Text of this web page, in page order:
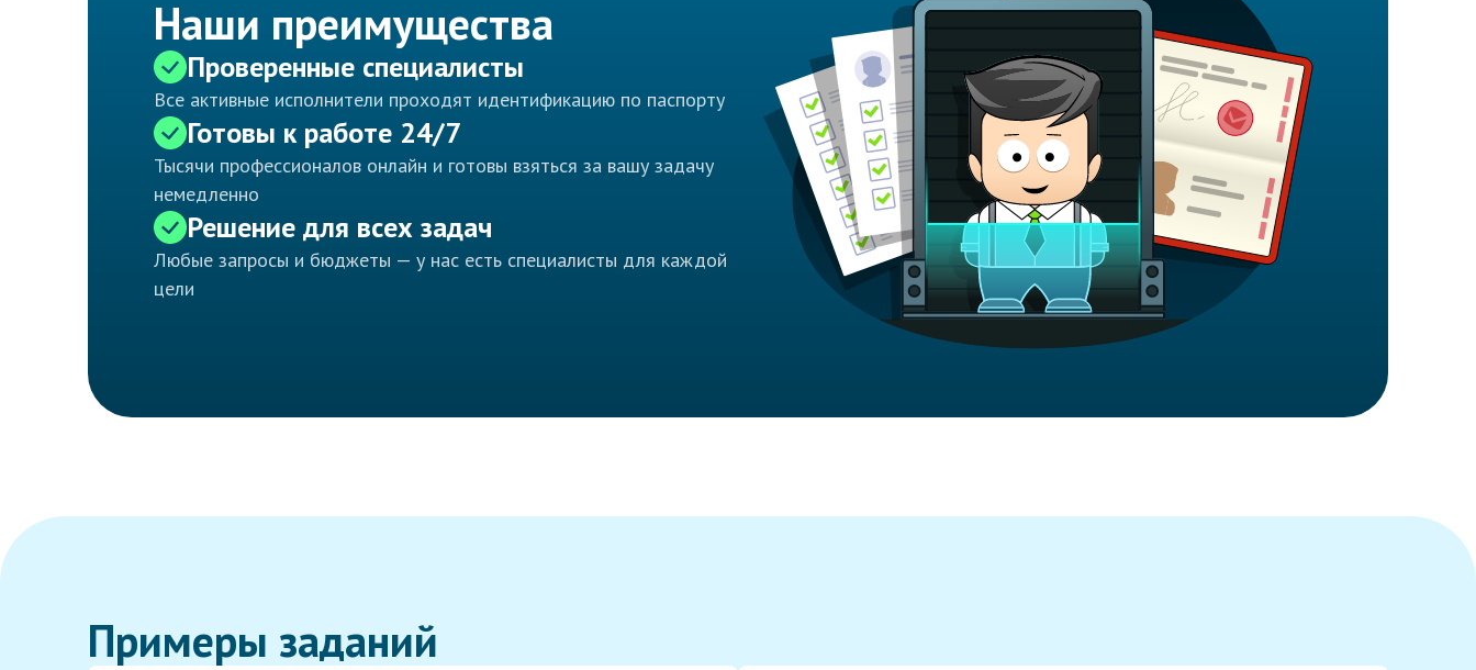
Наши преимущества
Проверенные специалисты
Все активные исполнители проходят идентификацию по паспорту
Готовы к работе 24/7
Тысячи профессионалов онлайн и готовы взяться за вашу задачу
немедленно
Решение для всех задач
Любые запросы и бюджеты — у нас есть специалисты для каждой
цели
Примеры заданий